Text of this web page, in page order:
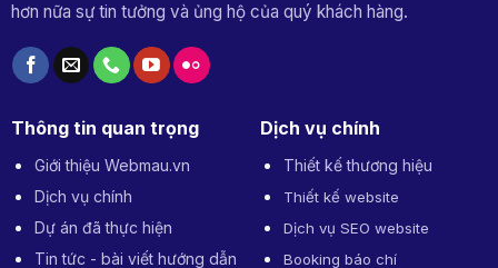
hơn nữa sự tin tưởng và ủng hộ của quý khách hàng.
Thông tin quan trọng
Giới thiệu Webmau.vn
Dịch vụ chính
Dự án đã thực hiện
Tin tức - bài viết hướng dẫn
Dịch vụ chính
Thiết kế thương hiệu
Thiết kế website
Dịch vụ SEO website
Booking báo chí